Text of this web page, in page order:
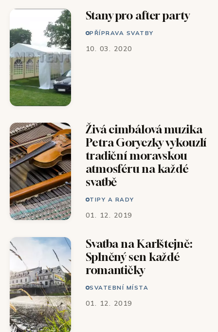
Stany pro after party
PŘÍPRAVA SVATBY
10. 03. 2020
Živá cimbálová muzika
Petra Goryczky vykouzlí
tradiční moravskou
atmosféru na každé
svatbě
TIPY A RADY
01. 12. 2019
Svatba na Karlštejně:
Splněný sen každé
romantičky
SVATEBNÍ MÍSTA
01. 12. 2019